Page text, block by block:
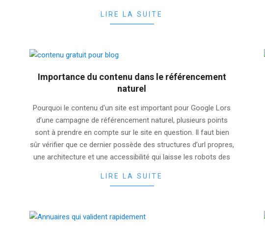
LIRE LA SUITE
Importance du contenu dans le référencement
naturel
08-
Pourquoi le contenu d'un site est important pour Google Lors
d’une campagne de référencement naturel, plusieurs points
sont à prendre en compte sur le site en question. Il faut bien
sûr vérifier que ce dernier possède des structures d’url propres,
une architecture et une accessibilité qui laisse les robots des
LIRE LA SUITE